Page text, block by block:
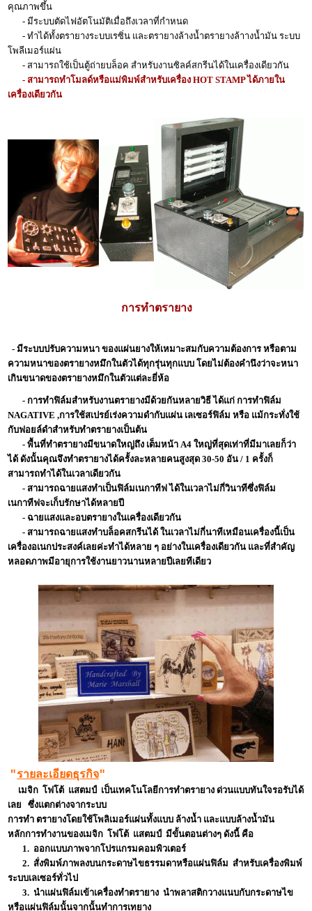
คุณภาพขึ้น
- มีระบบตัดไฟอัตโนมัติเมื่อถึงเวลาที่กำหนด
- ทำได้ทั้งตรายางระบบเรซิ่น และตรายางล้างน้ำตรายางล้าางน้ำมัน ระบบ
โพลีเมอร์แผ่น
- สามารถใช้เป็นตู้ถ่ายบล็อค สำหรับงานซิลค์สกรีนได้ในเครื่องเดียวกัน
- สามารถทำโมลด์หรือแม่พิมพ์สำหรับเครื่อง HOT STAMP ได้ภายใน
เครื่องเดียวกัน
การทำตรายาง
- มีระบบปรับความหนา ของแผ่นยางให้เหมาะสมกับความต้องการ หรือตาม
ความหนาของตรายางหมึกในตัวได้ทุกรุ่นทุกแบบ โดยไม่ต้องคำนึงว่าจะหนา
เกินขนาดของตรายางหมึกในตัวแต่ละยี่ห้อ
- การทำฟิล์มสำหรับงานตรายางมีด้วยกันหลายวิธี ได้แก่ การทำฟิล์ม
NAGATIVE ,การใช้สเปรย์เร่งความดำกับแผ่น เลเซอร์ฟิล์ม หรือ แม้กระทั่งใช้
กับฟอยล์ดำสำหรับทำตรายางเป็นต้น
- พื้นที่ทำตรายางมีขนาดใหญ่ถึง เต็มหน้า A4 ใหญ่ที่สุดเท่าที่มีมาเลยก็ว่า
ได้ ดังนั้นคุณจึงทำตรายางได้ครั้งละหลายคนสูงสุด 30-50 อัน / 1 ครั้งก็
สามารถทำได้ในเวลาเดียวกัน
- สามารถฉายแสงทำเป็นฟิล์มเนกาทีฟ ได้ในเวลาไม่กี่วินาทีซึ่งฟิล์ม
เนกาทีฟจะเก็บรักษาได้หลายปี
- ฉายแสงและอบตรายางในเครื่องเดียวกัน
- สามารถฉายแสงทำบล็อคสกรีนได้ ในเวลาไม่กี่นาทีเหมือนเครื่องนี้เป็น
เครื่องอเนกประสงค์เลยค่ะทำได้หลาย ๆ อย่างในเครื่องเดียวกัน และที่สำคัญ
หลอดภาพมีอายุการใช้งานยาวนานหลายปีเลยทีเดียว
"รายละเอียดธุรกิจ"
เมจิก โฟโต้ แสตมป์ เป็นเทคโนโลยีการทำตรายาง ด่วนแบบทันใจรอรับได้
เลย ซึ่งแตกต่างจากระบบ
การทำ ตรายางโดยใช้โพลิเมอร์แผ่นทั้งแบบ ล้างน้ำ และแบบล้างน้ำมัน
หลักการทำงานของเมจิก โฟโต้ แสตมป์ มีขั้นตอนต่างๆ ดังนี้ คือ
1. ออกแบบภาพจากโปรแกรมคอมพิวเตอร์
2. สั่งพิมพ์ภาพลงบนกระดาษไขธรรมดาหรือแผ่นฟิล์ม สำหรับเครื่องพิมพ์
ระบบเลเซอร์ทั่วไป
3. นำแผ่นฟิล์มเข้าเครื่องทำตรายาง นำพลาสติกวางแนบกับกระดาษไข
หรือแผ่นฟิล์มนั้นจากนั้นทำการเทยาง